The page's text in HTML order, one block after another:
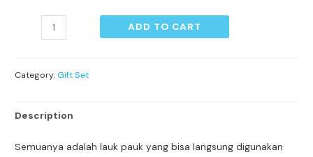
ADD TO CART
Category: Gift Set
Description
Semuanya adalah lauk pauk yang bisa langsung digunakan